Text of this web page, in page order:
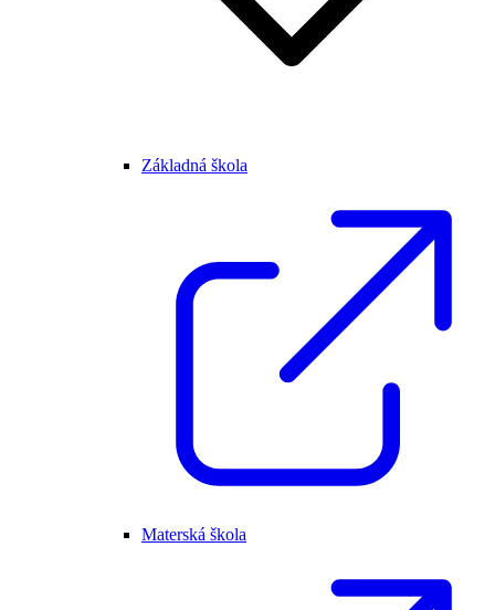
Základná škola
Materská škola